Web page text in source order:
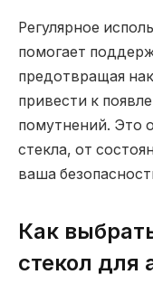
Регулярное
помогает
предотвращая
привести к
помутнений. Это
стекла, от
ваша
Как
стекол для